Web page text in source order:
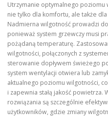
Utrzymanie optymalnego poziomu
nie tylko dla komfortu, ale także
Nadmierna wilgotność prowadzi
ponieważ system grzewczy musi
pożądaną temperaturę.
wilgotności, połączonych z
sterowanie dopływem świeżego
system wentylacji otwiera lub
aktualnego poziomu wilgotności,
i zapewnia stałą jakość powietrza.
rozwiązania są szczególnie
użytkowników, gdzie zmiany